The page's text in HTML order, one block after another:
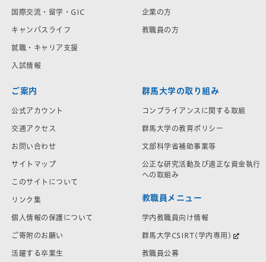
国際交流・留学・GIC
キャンパスライフ
就職・キャリア支援
入試情報
企業の方
教職員の方
ご案内
公式アカウント
交通アクセス
お問い合わせ
サイトマップ
このサイトについて
リンク集
個人情報の保護について
ご寄附のお願い
活躍する卒業生
群馬大学の取り組み
コンプライアンスに関する取組
群馬大学の教育ポリシー
文部科学省補助事業等
公正な研究活動及び適正な資金執行
への取組み
教職員メニュー
学内教職員向け情報
群馬大学CSIRT(学内専用)
教職員公募